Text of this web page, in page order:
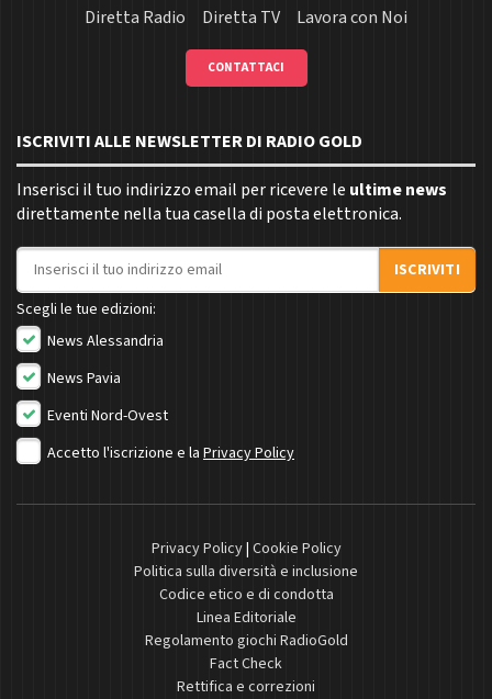
Diretta Radio
Diretta TV Lavora con Noi
CONTATTACI
ISCRIVITI ALLE NEWSLETTER DI RADIO GOLD
Inserisci il tuo indirizzo email per ricevere le ultime news
direttamente nella tua casella di posta elettronica.
Indirizzo email
ISCRIVITI
Scegli le tue edizioni:
News Alessandria
News Pavia
Eventi Nord-Ovest
Accetto l'iscrizione e la Privacy Policy
Privacy Policy| Cookie Policy
Politica sulla diversità e inclusione
Codice etico e di condotta
Linea Editoriale
Regolamento giochi RadioGold
Fact Check
Rettifica e correzioni